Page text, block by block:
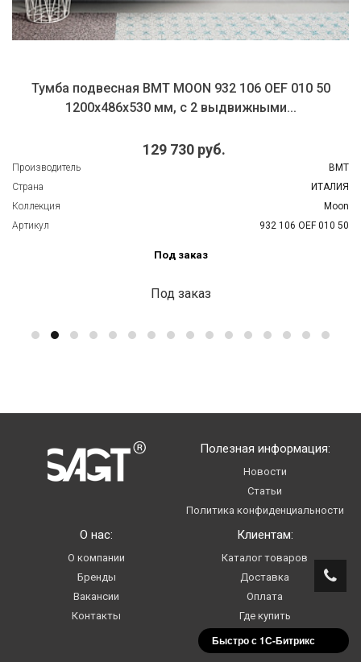
Тумба подвесная BMT MOON 932 106 OEF 010 50
1200х486х530 мм, с 2 выдвижными...
129 730 руб.
Производитель
BMT
Страна
ИТАЛИЯ
Коллекция
Moon
Артикул
932 106 OEF 010 50
Под заказ
Под заказ
О нас:
О компании
Бренды
Вакансии
Контакты
Клиентам:
Каталог товаров
Доставка
Оплата
Где купить
Услуги
Полезная информация:
Новости
Статьи
Политика конфиденциальности
Быстро с 1С-Битрикс